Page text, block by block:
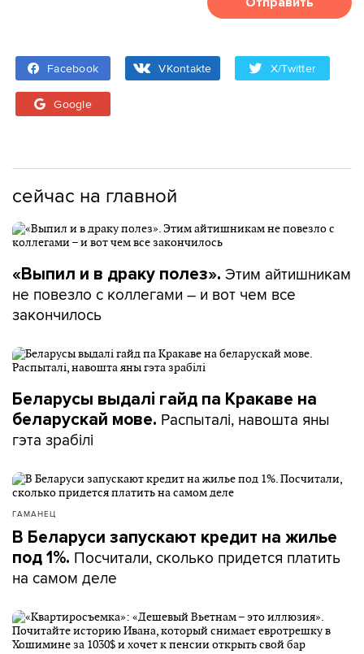
Facebook VKontakte X/Twitter
Google
сейчас на главной
«Выпил и в драку полез». Этим айтишникам
не повезло с коллегами – и вот чем все
закончилось
Беларусы выдалі гайд па Кракаве на
беларускай мове. Распыталі, навошта яны
гэта зрабілі
ГАМАНЕЦ
В Беларуси запускают кредит на жилье
под 1%. Посчитали, сколько придется платить
на самом деле